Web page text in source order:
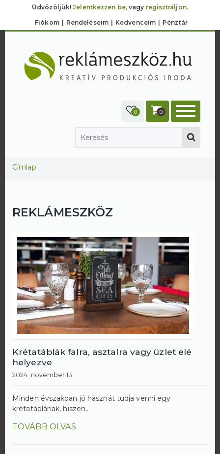
Üdvözöljük!Jelentkezzen be,vagy regisztráljon.
Fiókom Rendeléseim Kedvenceim Pénztár
0 0
Jelenlegi hely
Címlap
REKLÁMESZKÖZ
Krétatáblák falra, asztalra vagy üzlet elé
helyezve
2024. november 13.
Minden évszakban jó hasznát tudja venni egy
krétatáblának, hiszen...
TOVÁBB OLVAS